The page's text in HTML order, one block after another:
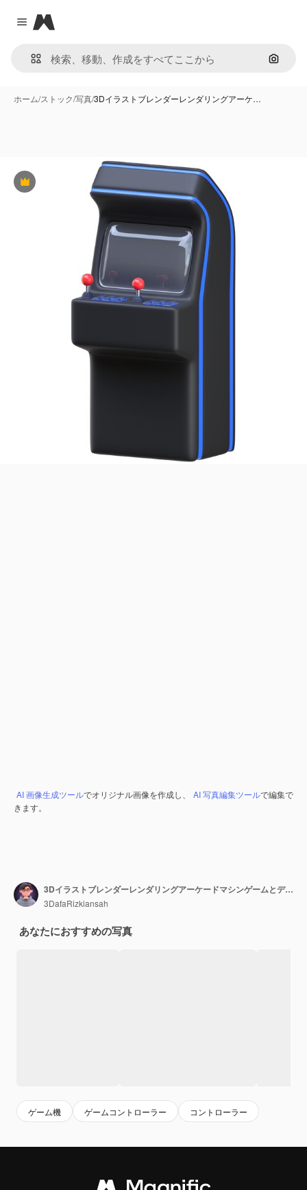
Close menu
Magnific
画像で
ホーム/ストック/写真/3Dイラストブレンダーレンダリングアーケ…
Premium
AI 画像生成ツールでオリジナル画像を作成し、 AI 写真編集ツールで編集で
きます。
3Dイラストブレンダーレンダリングアーケードマシンゲームとデバイス
3DafaRizkiansah
あなたにおすすめの写真
ゲーム機 ゲームコントローラー コントローラー